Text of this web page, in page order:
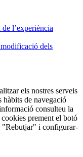
l’experiència
dels
els nostres serveis
hàbits de navegació
consulteu la
prement el botó
"Rebutjar" i configurar-